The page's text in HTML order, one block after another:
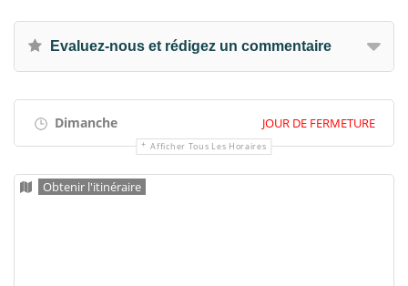
Evaluez-nous et rédigez un commentaire
Dimanche JOUR DE FERMETURE
Afficher Tous Les Horaires
Obtenir l'itinéraire